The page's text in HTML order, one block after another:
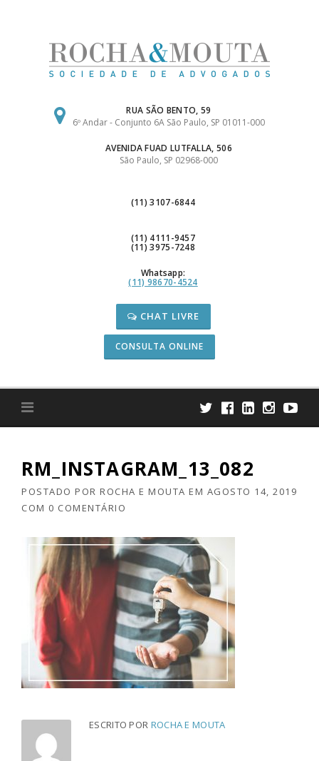
RUA SÃO BENTO, 59
6º Andar - Conjunto 6A São Paulo, SP 01011-000
AVENIDA FUAD LUTFALLA, 506
São Paulo, SP 02968-000
(11) 3107-6844
(11) 4111-9457
(11) 3975-7248
Whatsapp:
(11) 98670-4524
CHAT LIVRE
CONSULTA ONLINE
RM_INSTAGRAM_13_082
POSTADO POR ROCHA E MOUTA EM AGOSTO 14, 2019
COM 0 COMENTÁRIO
ESCRITO POR ROCHA E MOUTA